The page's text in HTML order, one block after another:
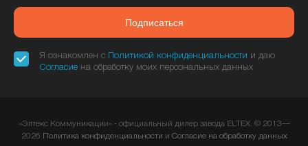
Подписаться
Я ознакомлен с Политикой конфиденциальности и даю
Согласие на обработку моих персональных данных
«Элтекс Коммуникации» - официальный дилер завода ELTEX. © 2013—
2026 Политика конфиденциальности и Согласие на обработку данных